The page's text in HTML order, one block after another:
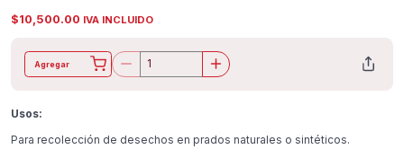
$10,500.00 IVA INCLUIDO
Agregar
Usos:
Para recolección de desechos en prados naturales o sintéticos.